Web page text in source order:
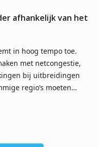
afhankelijk van het
in hoog tempo toe.
met netcongestie,
bij uitbreidingen
regio’s moeten…